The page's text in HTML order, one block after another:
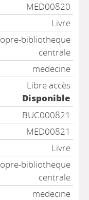
MED00820
Livre
bibliotheque
centrale
medecine
Libre accès
Disponible
BUC000821
MED00821
Livre
bibliotheque
centrale
medecine